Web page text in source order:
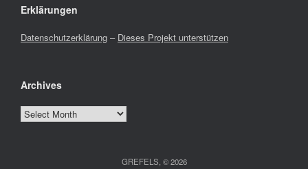
Erklärungen
Datenschutzerklärung – Dieses Projekt unterstützen
Archives
Archives
GREFELS, © 2026